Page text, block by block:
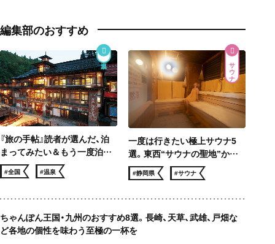
編集部のおすすめ
『旅の手帖』読者が選んだ、泊
まってみたい＆もう一度泊ま
りたい 温泉宿ベスト10
#全国 #温泉
サウナ
一度は行きたい極上サウナ5
選。東西“サウナの聖地”から
サウナー憧れのロケ地まで、冬
でも滝汗！
#静岡県 #サウナ
ちゃんぽん王国・九州のおすすめ8選。長崎、天草、武雄、戸畑な
ど各地の個性を味わう至極の一杯を